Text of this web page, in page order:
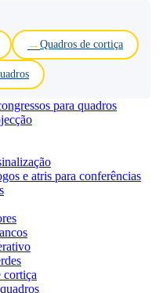
Quadros de cortiça
para quadros
e atris para conferências
cortiça